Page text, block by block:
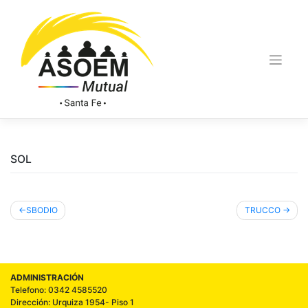
SOL
SBODIO TRUCCO
ADMINISTRACIÓN
Telefono: 0342 4585520
Dirección: Urquiza 1954- Piso 1